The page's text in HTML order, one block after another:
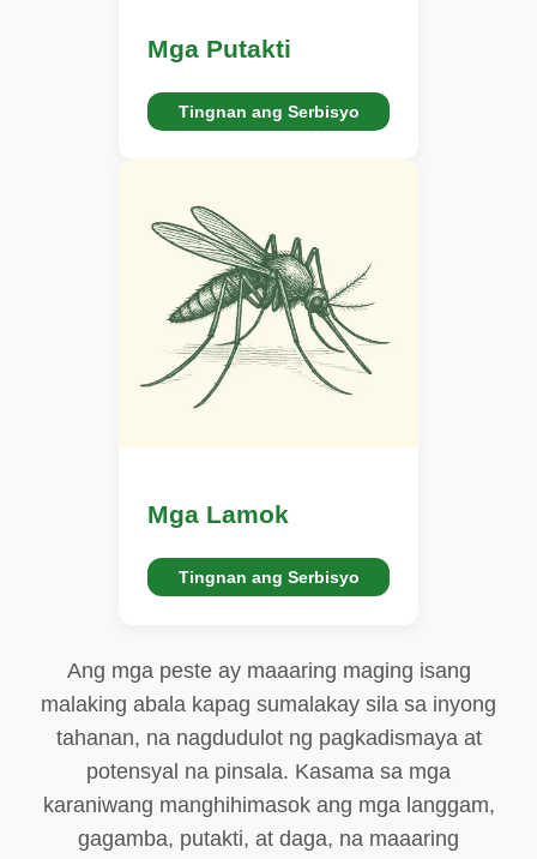
Mga Putakti
Tingnan ang Serbisyo
Mga Lamok
Tingnan ang Serbisyo
Ang mga peste ay maaaring maging isang
malaking abala kapag sumalakay sila sa inyong
tahanan, na nagdudulot ng pagkadismaya at
potensyal na pinsala. Kasama sa mga
karaniwang manghihimasok ang mga langgam,
gagamba, putakti, at daga, na maaaring